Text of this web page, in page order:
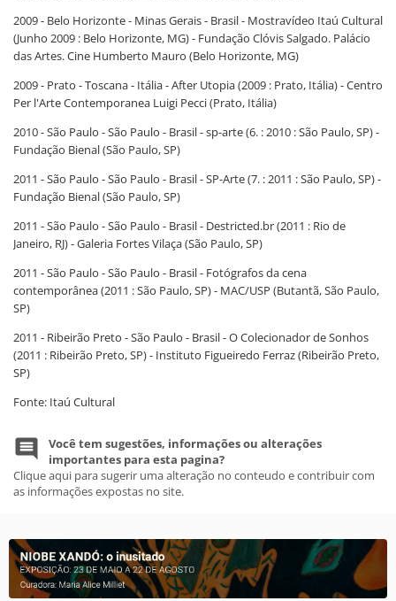
2009 - Belo Horizonte - Minas Gerais - Brasil - Mostravídeo Itaú Cultural
(Junho 2009 : Belo Horizonte, MG) - Fundação Clóvis Salgado. Palácio
das Artes. Cine Humberto Mauro (Belo Horizonte, MG)
2009 - Prato - Toscana - Itália - After Utopia (2009 : Prato, Itália) - Centro
Per l'Arte Contemporanea Luigi Pecci (Prato, Itália)
2010 - São Paulo - São Paulo - Brasil - sp-arte (6. : 2010 : São Paulo, SP) -
Fundação Bienal (São Paulo, SP)
2011 - São Paulo - São Paulo - Brasil - SP-Arte (7. : 2011 : São Paulo, SP) -
Fundação Bienal (São Paulo, SP)
2011 - São Paulo - São Paulo - Brasil - Destricted.br (2011 : Rio de
Janeiro, RJ) - Galeria Fortes Vilaça (São Paulo, SP)
2011 - São Paulo - São Paulo - Brasil - Fotógrafos da cena
contemporânea (2011 : São Paulo, SP) - MAC/USP (Butantã, São Paulo,
SP)
2011 - Ribeirão Preto - São Paulo - Brasil - O Colecionador de Sonhos
(2011 : Ribeirão Preto, SP) - Instituto Figueiredo Ferraz (Ribeirão Preto,
SP)
Fonte: Itaú Cultural
Você tem sugestões, informações ou alterações
importantes para esta pagina?
Clique aqui para sugerir uma alteração no conteudo e contribuir com
as informações expostas no site.